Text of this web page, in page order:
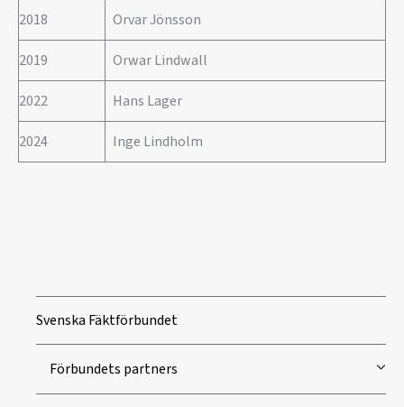
2018 Orvar Jönsson
2019 Orwar Lindwall
2022 Hans Lager
2024 Inge Lindholm
Svenska Fäktförbundet
Förbundets partners